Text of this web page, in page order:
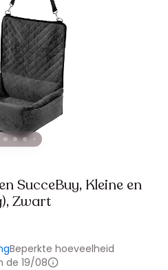
SucceBuy, Kleine en
Zwart
Beperkte hoeveelheid
de 19/08